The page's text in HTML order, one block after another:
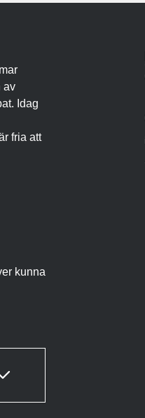
av
Idag
fria att
kunna